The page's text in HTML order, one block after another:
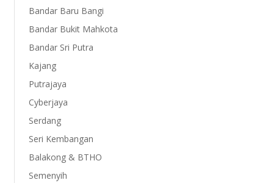
Bandar Baru Bangi
Bandar Bukit Mahkota
Bandar Sri Putra
Kajang
Putrajaya
Cyberjaya
Serdang
Seri Kembangan
Balakong & BTHO
Semenyih